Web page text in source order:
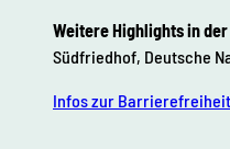
Weitere Highlights in
Südfriedhof, Deutsche
Infos zur Barrierefreiheit